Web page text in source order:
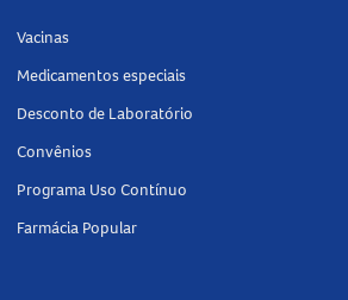
Vacinas
Medicamentos especiais
Desconto de Laboratório
Convênios
Programa Uso Contínuo
Farmácia Popular